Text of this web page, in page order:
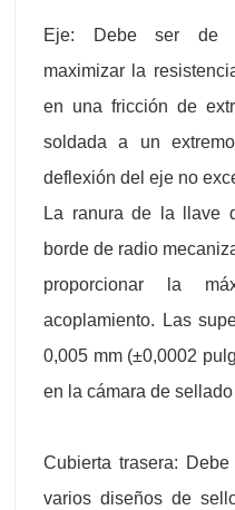
Eje: Debe ser de
maximizar la
en una fricción de
soldada a un
deflexión del eje no
La ranura de la llave
borde de radio
proporcionar la
acoplamiento. Las
0,005 mm (±0,0002
en la cámara de
Cubierta trasera:
varios diseños de